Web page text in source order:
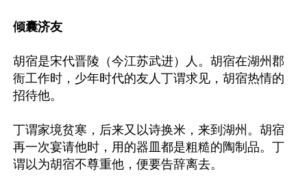
倾囊济友
胡宿是宋代晋陵（今江苏武进）人。胡宿在湖州郡
衙工作时，少年时代的友人丁谓求见，胡宿热情的
招待他。
丁谓家境贫寒，后来又以诗换米，来到湖州。胡宿
再一次宴请他时，用的器皿都是粗糙的陶制品。丁
谓以为胡宿不尊重他，便要告辞离去。